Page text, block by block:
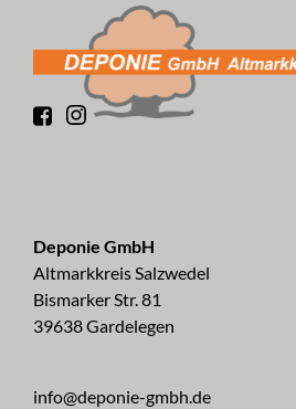
Deponie GmbH
Altmarkkreis Salzwedel
Bismarker Str. 81
39638 Gardelegen
info@deponie-gmbh.de